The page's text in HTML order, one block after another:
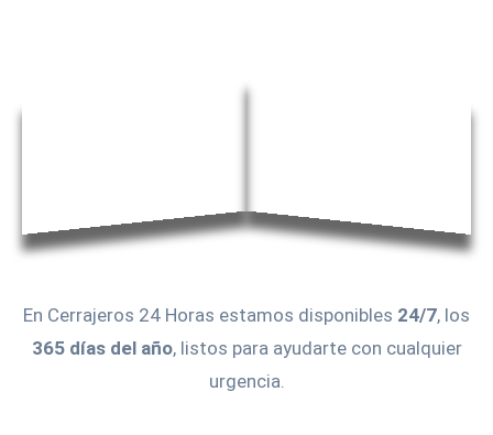
En Cerrajeros 24 Horas estamos disponibles 24/7, los
365 días del año, listos para ayudarte con cualquier
urgencia.